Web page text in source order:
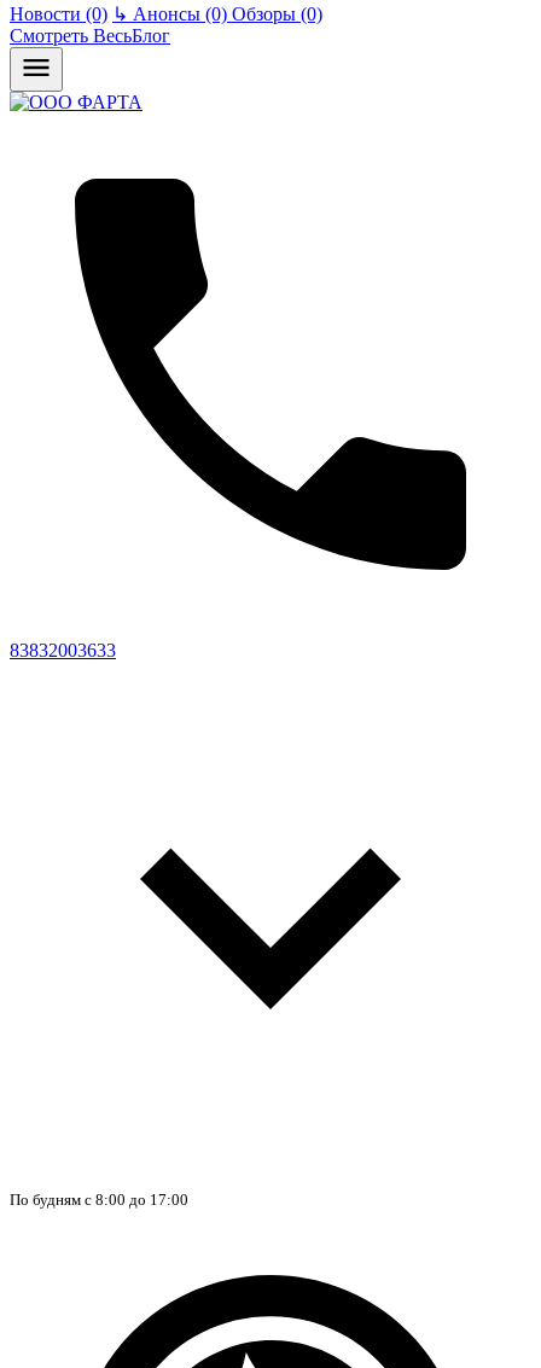
Новости (0) ↳ Анонсы (0) Обзоры (0)
Смотреть ВесьБлог
83832003633
По будням с 8:00 до 17:00